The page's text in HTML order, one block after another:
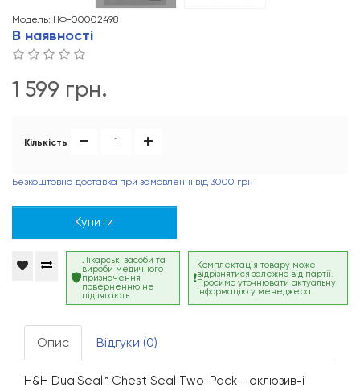
Модель: НФ-00002498
В наявності
1 599 грн.
Кількість
Безкоштовна доставка при замовленні від 3000 грн
Купити
Лікарські засоби та
вироби медичного
призначення
поверненню не
підлягають
Комплектація товару може
відрізнятися залежно від партії.
Просимо уточнювати актуальну
інформацію у менеджера.
Опис Відгуки (0)
H&H DualSeal™ Chest Seal Two-Pack - оклюзивні